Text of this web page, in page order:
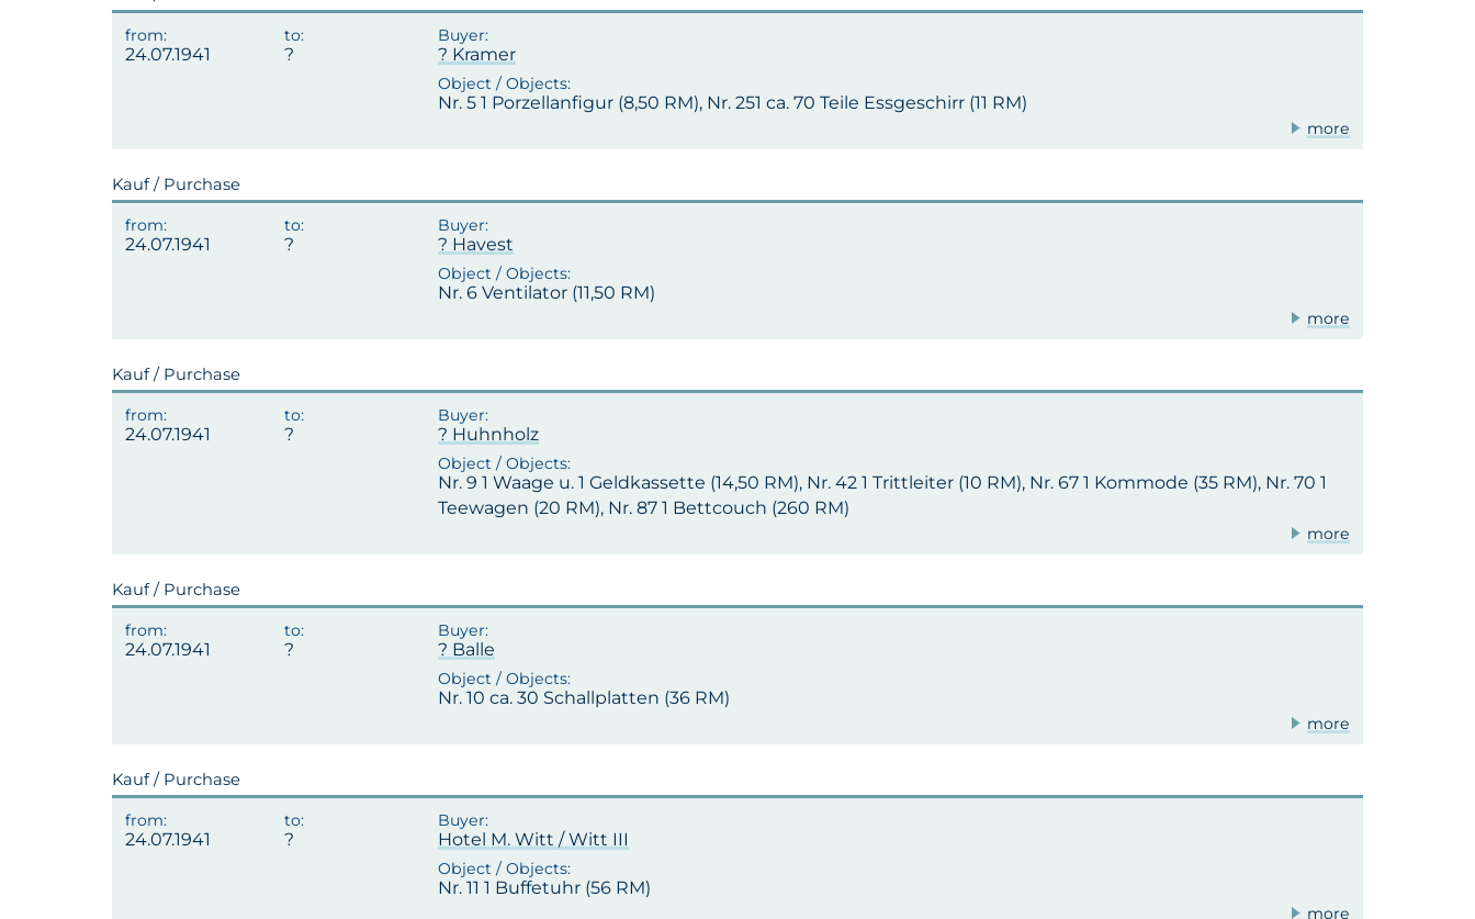
24.07.1941 ? Kramer
Nr. 5 1 Porzellanfigur (8,50 RM), Nr. 251 ca. 70 Teile Essgeschirr (11 RM)
more
Kauf / Purchase
24.07.1941 ? Havest
Nr. 6 Ventilator (11,50 RM)
more
Kauf / Purchase
24.07.1941 ? Huhnholz
Nr. 9 1 Waage u. 1 Geldkassette (14,50 RM), Nr. 42 1 Trittleiter (10 RM), Nr. 67 1 Kommode (35 RM), Nr. 70 1
Teewagen (20 RM), Nr. 87 1 Bettcouch (260 RM)
more
Kauf / Purchase
24.07.1941 ? Balle
Nr. 10 ca. 30 Schallplatten (36 RM)
more
Kauf / Purchase
24.07.1941 Hotel M. Witt / Witt III
Nr. 11 1 Buffetuhr (56 RM)
more